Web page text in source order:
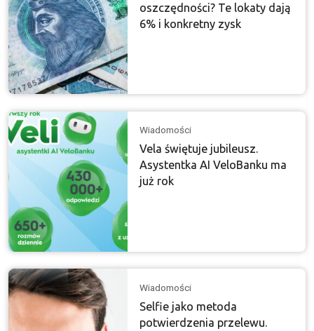
oszczędności? Te lokaty dają
6% i konkretny zysk
Wiadomości
Vela świętuje jubileusz.
Asystentka AI VeloBanku ma
już rok
Wiadomości
Selfie jako metoda
potwierdzenia przelewu.